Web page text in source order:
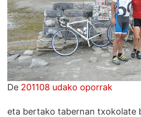
De 201108 udako oporrak
eta bertako tabernan txokolate